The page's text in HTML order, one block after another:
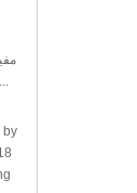
الجديدة